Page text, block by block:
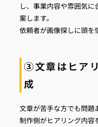
し、事業内容や雰囲気
案します。
依頼者が画像探しに頭を
③文章はヒア
成
文章が苦手な方でも問題
制作側がヒアリング内容